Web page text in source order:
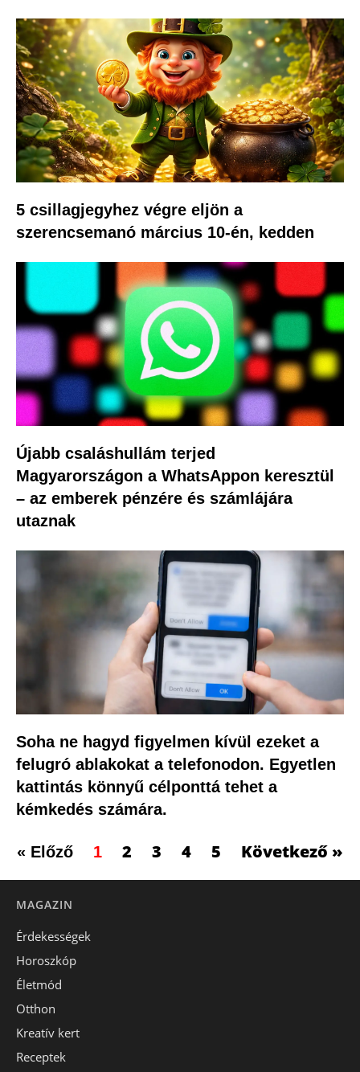
5 csillagjegyhez végre eljön a
szerencsemanó március 10-én, kedden
Újabb csaláshullám terjed
Magyarországon a WhatsAppon keresztül
– az emberek pénzére és számlájára
utaznak
Soha ne hagyd figyelmen kívül ezeket a
felugró ablakokat a telefonodon. Egyetlen
kattintás könnyű célponttá tehet a
kémkedés számára.
« Előző 1 2 3 4 5 Következő »
MAGAZIN
Érdekességek
Horoszkóp
Életmód
Otthon
Kreatív kert
Receptek